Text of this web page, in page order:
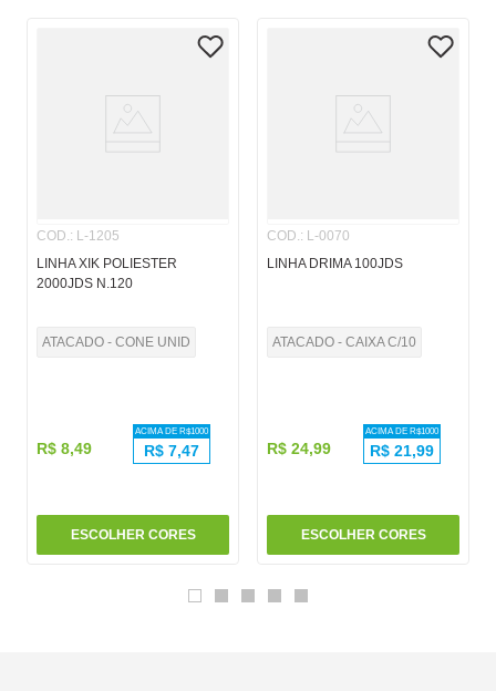
COD. : L-1205
LINHA XIK POLIESTER
2000JDS N.120
ATACADO - CONE UNID
R$ 8,49
ACIMA DE R$1000
R$ 7,47
ESCOLHER CORES
COD. : L-0070
LINHA DRIMA 100JDS
ATACADO - CAIXA C/10
R$ 24,99
ACIMA DE R$1000
R$ 21,99
ESCOLHER CORES